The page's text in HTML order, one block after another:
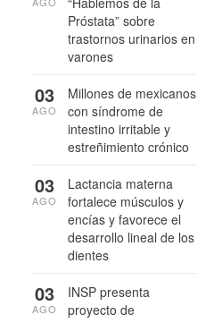
Próstata” sobre
trastornos urinarios en
varones
Millones de mexicanos
con síndrome de
intestino irritable y
estreñimiento crónico
03
AGO
Lactancia materna
fortalece músculos y
encías y favorece el
desarrollo lineal de los
dientes
03
AGO
INSP presenta
proyecto de
03
AGO